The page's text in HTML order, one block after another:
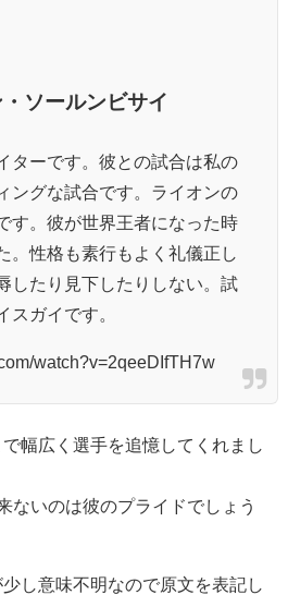
ソールンビサイ
ターです。彼との試合は私の
ングな試合です。ライオンの
す。彼が世界王者になった時
。性格も素行もよく礼儀正し
したり見下したりしない。試
スガイです。
watch?v=2qeeDIfTH7w
幅広く選手を追憶してくれまし
ないのは彼のプライドでしょう
し意味不明なので原文を表記し